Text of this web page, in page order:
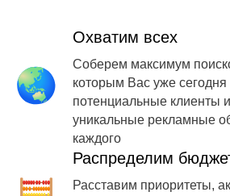
Охватим всех
Соберем максимум
которым Вас уже
потенциальные клиенты
уникальные рекламные
каждого
Распределим
Расставим приоритеты,